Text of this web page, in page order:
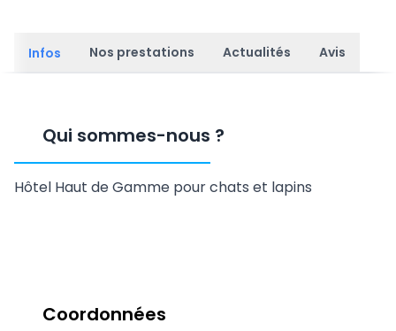
Infos Nos prestations Actualités Avis
Qui sommes-nous ?
Hôtel Haut de Gamme pour chats et lapins
Coordonnées